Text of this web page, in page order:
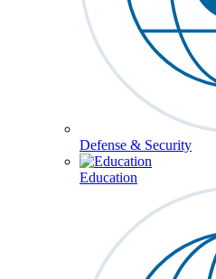
Defense & Security
Education